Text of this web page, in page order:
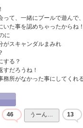
って、一緒にプールで遊んで
いた事を認めちゃったからね！
に
がスキャンダルまみれ
する？
すだろうね！
務所がなかった事にしてくれ
46 うーん… 13